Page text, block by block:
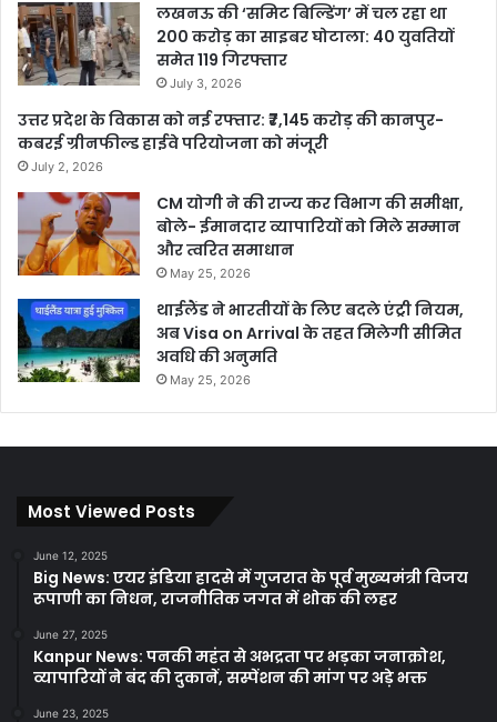
लखनऊ की ‘समिट बिल्डिंग’ में चल रहा था
200 करोड़ का साइबर घोटाला: 40 युवतियों
समेत 119 गिरफ्तार
July 3, 2026
उत्तर प्रदेश के विकास को नई रफ्तार: ₹7,145 करोड़ की कानपुर-
कबरई ग्रीनफील्ड हाईवे परियोजना को मंजूरी
July 2, 2026
CM योगी ने की राज्य कर विभाग की समीक्षा,
बोले- ईमानदार व्यापारियों को मिले सम्मान
और त्वरित समाधान
May 25, 2026
थाईलैंड ने भारतीयों के लिए बदले एंट्री नियम,
अब Visa on Arrival के तहत मिलेगी सीमित
अवधि की अनुमति
May 25, 2026
Most Viewed Posts
June 12, 2025
Big News: एयर इंडिया हादसे में गुजरात के पूर्व मुख्यमंत्री विजय
रूपाणी का निधन, राजनीतिक जगत में शोक की लहर
June 27, 2025
Kanpur News: पनकी महंत से अभद्रता पर भड़का जनाक्रोश,
व्यापारियों ने बंद की दुकानें, सस्पेंशन की मांग पर अड़े भक्त
June 23, 2025